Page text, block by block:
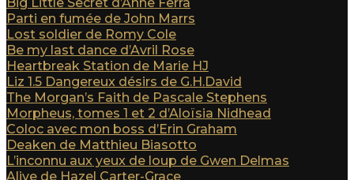
Parti en fumée de John Marrs
Lost soldier de Romy Cole
Be my last dance d’Avril Rose
Heartbreak Station de Marie HJ
Liz 1.5 Dangereux désirs de G.H.David
The Morgan’s Faith de Pascale Stephens
Morpheus, tomes 1 et 2 d’Aloïsia Nidhead
Coloc avec mon boss d’Erin Graham
Deaken de Matthieu Biasotto
L’inconnu aux yeux de loup de Gwen Delmas
Alive de Hazel Carter-Grace